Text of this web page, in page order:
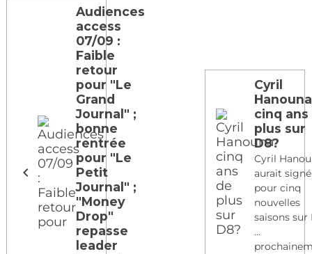
Audiences
access
07/09 :
Faible
retour
pour "Le
Grand
Journal" ;
bonne
rentrée
pour "Le
Petit
Journal" ;
"Money
Drop"
repasse
leader
Cyril
Hanouna
cinq ans
plus sur
D8?
Cyril
aurait signé
pour cinq
nouvelles
saisons sur
...